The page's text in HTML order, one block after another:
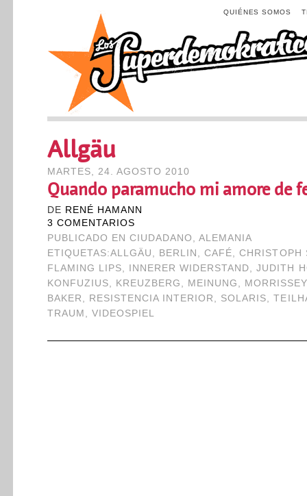
QUIÉNES SOMOS
Allgäu
MARTES, 24. AGOSTO 2010
Quando paramucho mi amore de
DE RENÉ HAMANN
3 COMENTARIOS
PUBLICADO EN CIUDADANO ,ALEMANIA
ETIQUETAS:ALLGÄU , BERLIN ,CAFÉ,CHRISTOPH
FLAMING LIPS, INNERER WIDERSTAND,JUDITH
KONFUZIUS, KREUZBERG , MEINUNG , MORRISSEY
BAKER , RESISTENCIA INTERIOR , SOLARIS,
TRAUM , VIDEOSPIEL